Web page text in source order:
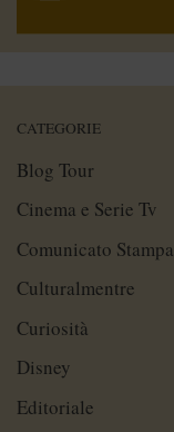
CATEGORIE
Blog Tour
Cinema e Serie Tv
Comunicato Stampa
Culturalmentre
Curiosità
Disney
Editoriale